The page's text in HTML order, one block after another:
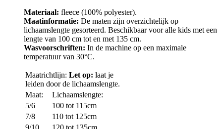
Materiaal: fleece (100% polyester).
Maatinformatie: De maten zijn overzichtelijk op
lichaamslengte gesorteerd. Beschikbaar voor alle kids met een
lengte van 100 cm tot en met 135 cm.
Wasvoorschriften: In de machine op een maximale
temperatuur van 30°C.
Maatrichtlijn: Let op: laat je
leiden door de lichaamslengte.
Maat:
Lichaamslengte:
5/6
100 tot 115cm
7/8
110 tot 125cm
9/10
120 tot 135cm